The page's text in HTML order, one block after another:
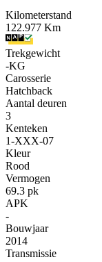
Kilometerstand
122.977 Km
Trekgewicht
-KG
Carosserie
Hatchback
Aantal deuren
3
Kenteken
1-XXX-07
Kleur
Rood
Vermogen
69.3 pk
APK
-
Bouwjaar
2014
Transmissie